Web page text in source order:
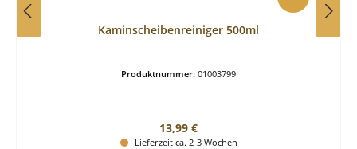
Kaminscheibenreiniger 500ml
Produktnummer: 01003799
Regulärer Preis:
13,99 €
Lieferzeit ca. 2-3 Wochen